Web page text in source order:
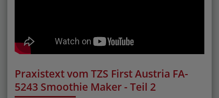
Praxistext vom TZS First Austria FA-
5243 Smoothie Maker - Teil 2